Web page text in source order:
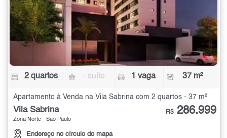
2 quartos - suíte 1 vaga 37 m²
Apartamento à Venda na Vila Sabrina com 2 quartos - 37 m²
Vila Sabrina
Zona Norte - São Paulo
Endereço no círculo do mapa
R$ 286.999